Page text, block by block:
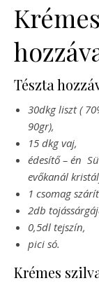
Tészta
30dkg liszt (
90gr),
15 dkg vaj,
édesítő – én
evőkanál
1 csomag
2db
0,5dl tejszín,
pici só.
Krémes